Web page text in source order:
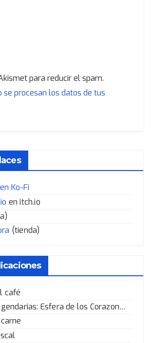
para reducir el spam.
se procesan los datos de tus
Ko-Fi
en itch.io
(tienda)
café
Reliquias legendarias: Esfera de los Corazones Rotos